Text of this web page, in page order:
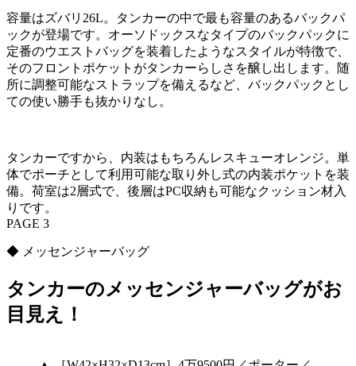
容量はズバリ26L。タンカーの中で最も容量のあるバックパ
ックが登場です。オーソドックスなタイプのバックパックに
定番のウエストバッグを装着したようなスタイルが特徴で、
そのフロントポケットがタンカーらしさを醸し出します。随
所に調整可能なストラップを備えるなど、バックパックとし
ての使い勝手も抜かりなし。
タンカーですから、内装はもちろんレスキューオレンジ。単
体でポーチとして利用可能な取り外し式の内装ポケットを装
備。荷室は2層式で、後層はPC収納も可能なクッション材入
りです。
PAGE 3
◆ メッセンジャーバッグ
タンカーのメッセンジャーバッグがお
目見え！